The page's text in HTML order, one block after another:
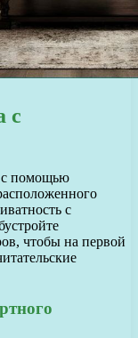
с
с помощью
с
чтобы на первой